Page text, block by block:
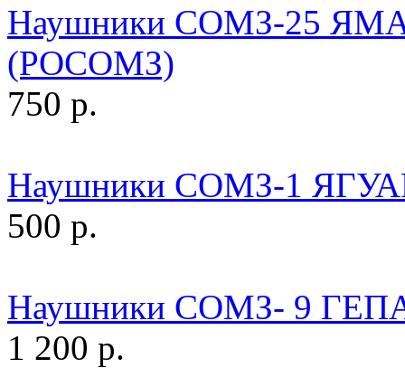
Наушники СОМЗ-25
(РОСОМЗ)
750 р.
Наушники СОМЗ-1
500 р.
Наушники СОМЗ- 9
1 200 р.